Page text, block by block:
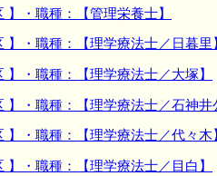
・職種：【管理栄養士】
・職種：【理学療法士／日暮里
・職種：【理学療法士／大塚】
・職種：【理学療法士／石神井
・職種：【理学療法士／代々木
・職種：【理学療法士／目白】